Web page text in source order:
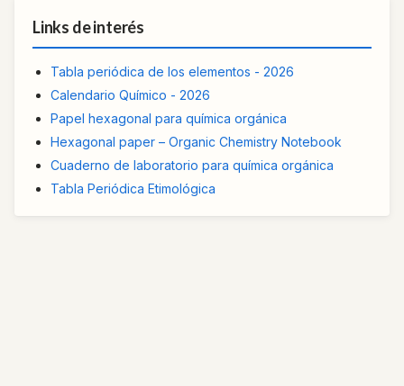
Links de interés
Tabla periódica de los elementos - 2026
Calendario Químico - 2026
Papel hexagonal para química orgánica
Hexagonal paper – Organic Chemistry Notebook
Cuaderno de laboratorio para química orgánica
Tabla Periódica Etimológica